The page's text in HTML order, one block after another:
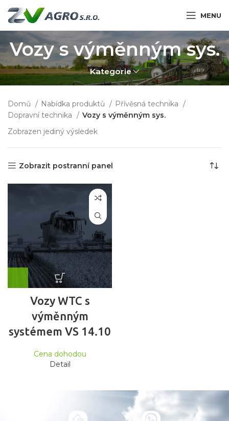
MENU
Vozy s výměnným sys.
Kategorie
Domů Nabídka produktů
Přívěsná technika
Dopravní technika
Vozy s výměnným sys.
Zobrazen jediný výsledek
Zobrazit postranní panel
Vozy WTC s
výměnným
systémem VS 14.10
Cena dohodou
Detail